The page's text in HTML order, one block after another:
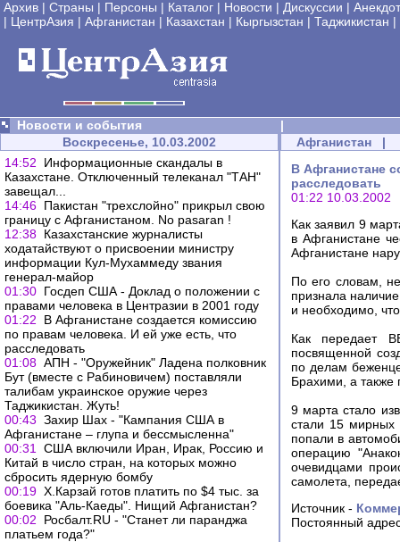
Архив | Страны | Персоны | Каталог | Новости | Дискуссии |
| ЦентрАзия | Афганистан | Казахстан | Кыргызстан | Таджикистан |
Новости и события
|
Воскресенье, 10.03.2002
14:52
Информационные скандалы в
Казахстане. Отключенный телеканал "ТАН"
завещал...
14:46 Пакистан "трехслойно" прикрыл свою
границу с Афганистаном. No pasaran !
12:38 Казахстанские журналисты
ходатайствуют о присвоении министру
информации Кул-Мухаммеду звания
генерал-майор
01:30 Госдеп США - Доклад о положении с
правами человека в Центразии в 2001 году
01:22
В Афганистане создается комиссию
по правам человека. И ей уже есть, что
расследовать
01:08 АПН - "Оружейник" Ладена полковник
Бут (вместе с Рабиновичем) поставляли
талибам украинское оружие через
Таджикистан. Жуть!
00:43 Захир Шах - "Кампания США в
Афганистане – глупа и бессмысленна"
00:31
США включили Иран, Ирак, Россию и
Китай в число стран, на которых можно
сбросить ядерную бомбу
00:19 Х.Карзай готов платить по $4 тыс. за
боевика "Аль-Каеды". Нищий Афганистан?
00:02
Росбалт.RU - "Станет ли паранджа
платьем года?"
Афганистан |
В Афганистане
расследовать
01:22 10.03.2002
Как заявил 9
в Афганистане
Афганистане
По его словам,
признала
и необходимо,
Как передает
посвященной
по делам
Брахими, а также
9 марта стало
стали 15 мирных
попали в
операцию
очевидцами
самолета,
Источник -
Постоянный